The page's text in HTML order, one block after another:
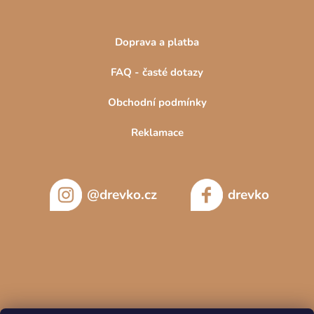
Doprava a platba
FAQ - časté dotazy
Obchodní podmínky
Reklamace
@drevko.cz drevko